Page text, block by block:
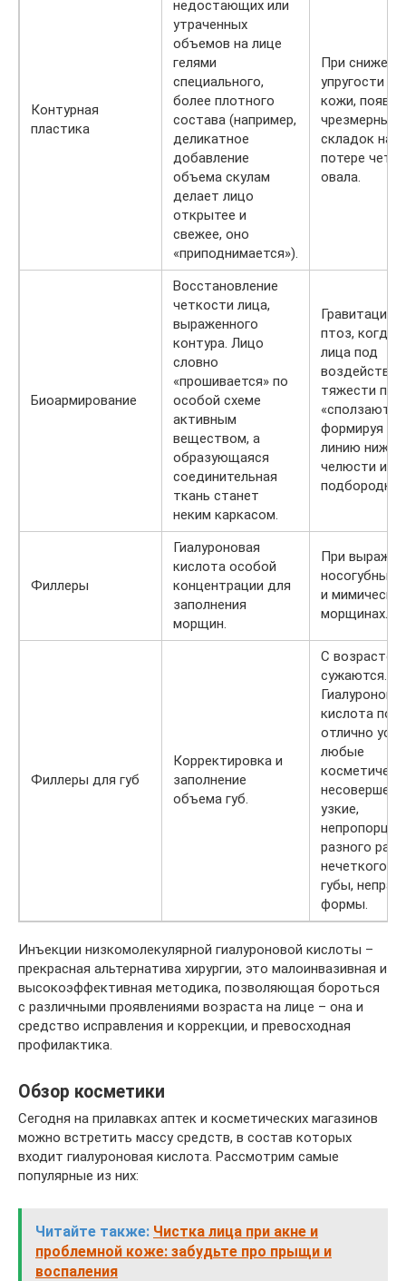
Контурная
пластика
недостающих или
утраченных
объемов на лице
гелями
специального,
более плотного
состава (например,
деликатное
добавление
объема скулам
делает лицо
открытее и
свежее, оно
«приподнимается»).
При
упругости и
кожи,
чрезмерных
складок на
потере
овала.
Биоармирование
Восстановление
четкости лица,
выраженного
контура. Лицо
словно
«прошивается» по
особой схеме
активным
веществом, а
образующаяся
соединительная
ткань станет
неким каркасом.
птоз, когда
лица под
тяжести
«сползают»
формируя
линию
челюсти и
подбородка.
Филлеры
Гиалуроновая
кислота особой
концентрации для
заполнения
морщин.
При
носогубных
и мимических
морщинах.
Филлеры для губ
Корректировка и
заполнение
объема губ.
С возрастом
сужаются.
кислота
отлично
любые
узкие,
разного
нечеткого
губы,
формы.
Инъекции низкомолекулярной гиалуроновой кислоты –
прекрасная альтернатива хирургии, это малоинвазивная и
высокоэффективная методика, позволяющая бороться
с различными проявлениями возраста на лице – она и
средство исправления и коррекции, и превосходная
профилактика.
Обзор косметики
Сегодня на прилавках аптек и косметических магазинов
можно встретить массу средств, в состав которых
входит гиалуроновая кислота. Рассмотрим самые
популярные из них:
Читайте также: Чистка лица при акне и
проблемной коже: забудьте про прыщи и
воспаления